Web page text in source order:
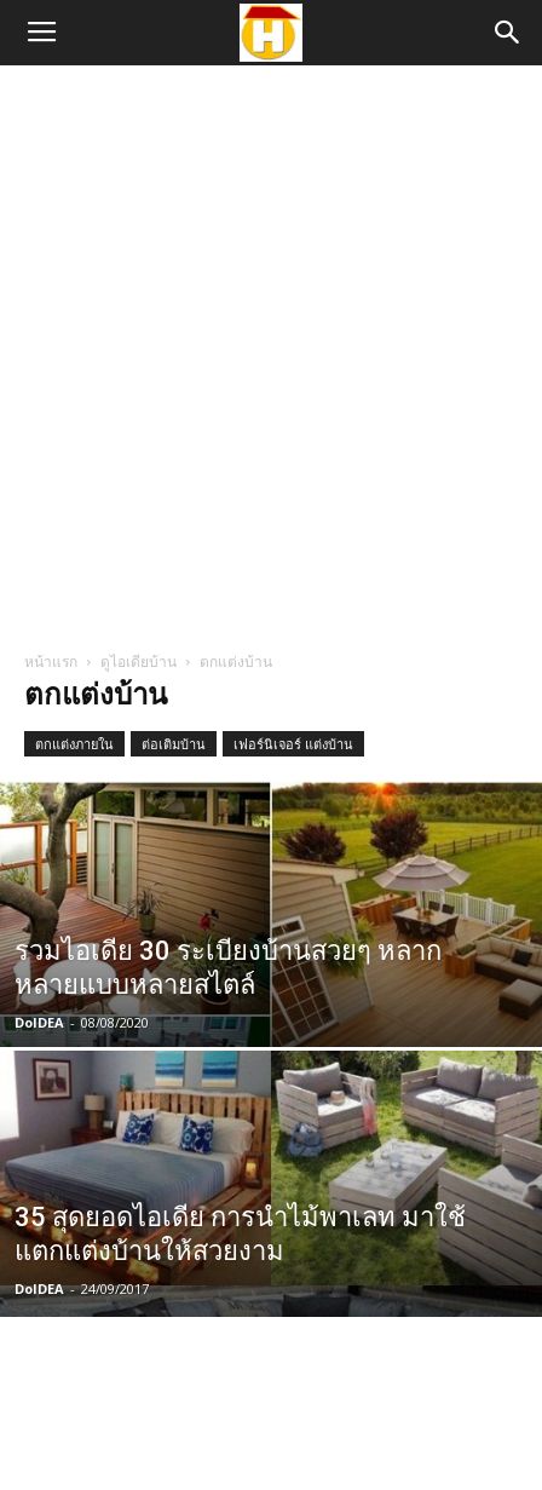
หน้าแรก ดูไอเดียบ้าน ตกแต่งบ้าน
ตกแต่งบ้าน
ตกแต่งภายใน ต่อเติมบ้าน เฟอร์นิเจอร์ แต่งบ้าน
รวมไอเดีย 30 ระเบียงบ้านสวยๆ หลาก
หลายแบบหลายสไตล์
DoIDEA - 08/08/2020
35 สุดยอดไอเดีย การนำไม้พาเลท มาใช้
แตกแต่งบ้านให้สวยงาม
DoIDEA - 24/09/2017